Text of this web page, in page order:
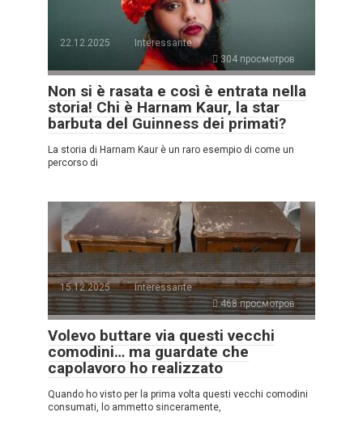
22.12.2025
Interessante
304 просмотров
Non si è rasata e così è entrata nella
storia! Chi è Harnam Kaur, la star
barbuta del Guinness dei primati?
La storia di Harnam Kaur è un raro esempio di come un
percorso di
15.12.2025
Interessante
468 просмотров
Volevo buttare via questi vecchi
comodini… ma guardate che
capolavoro ho realizzato
Quando ho visto per la prima volta questi vecchi comodini
consumati, lo ammetto sinceramente,